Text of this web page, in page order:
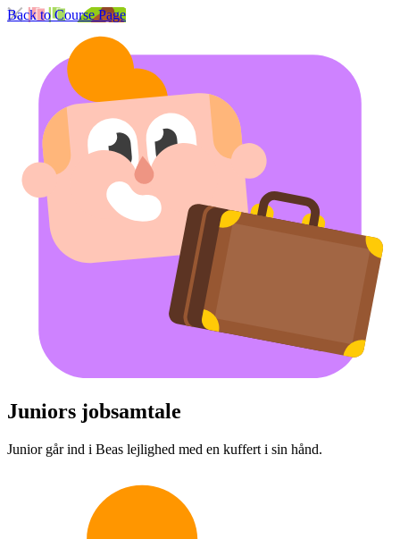
Back to Course Page
Juniors jobsamtale
Junior går ind i Beas lejlighed med en kuffert i sin hånd.